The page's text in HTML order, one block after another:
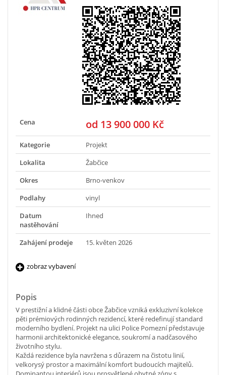
Cena od 13 900 000 Kč
Kategorie
Projekt
Lokalita
Žabčice
Okres
Brno-venkov
Podlahy
vinyl
Datum
nastěhování
Ihned
Zahájení prodeje 15. květen 2026
zobraz vybavení
Popis
V prestižní a klidné části obce Žabčice vzniká exkluzivní kolekce
pěti prémiových rodinných rezidencí, které redefinují standard
moderního bydlení. Projekt na ulici Police Pomezní představuje
harmonii architektonické elegance, soukromí a nadčasového
životního stylu.
Každá rezidence byla navržena s důrazem na čistotu linií,
velkorysý prostor a maximální komfort budoucích majitelů.